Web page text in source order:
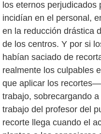
los eternos
incidían en el personal,
en la reducción drástica
de los centros. Y por si
habían saciado de
realmente los culpables
que aplicar los
trabajo, sobrecargando
trabajo del profesor del
recorte llega cuando el